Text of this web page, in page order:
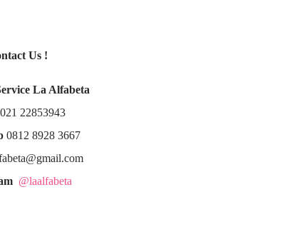
Us !
La Alfabeta
021 22853943
0812 8928 3667
@laalfabeta